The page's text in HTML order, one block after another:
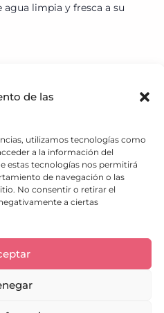
de las
utilizamos tecnologías como
a la información del
estas tecnologías nos permitirá
de navegación o las
No consentir o retirar el
a ciertas
limpia y fresca a su